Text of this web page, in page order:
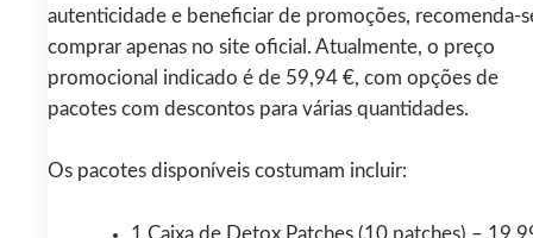
autenticidade e beneficiar de promoções, recomenda-
comprar apenas no site oficial. Atualmente, o preço
promocional indicado é de 59,94 €, com opções de
pacotes com descontos para várias quantidades.
Os pacotes disponíveis costumam incluir:
1 Caixa de Detox Patches (10 patches) –